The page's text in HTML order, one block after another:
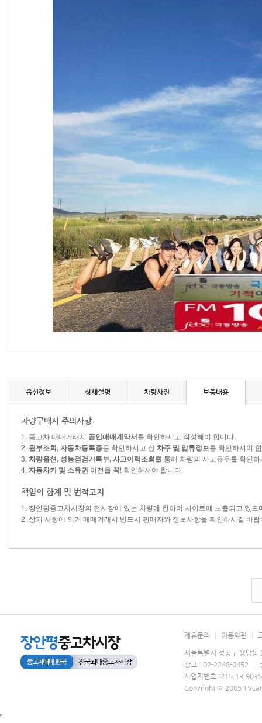
옵션정보 상세설명 차량사진 보증내용
차량구매시 주의사항
1. 중고차 매매거래시 공인매매계약서를 확인하시고 작성해야 합니다.
2. 원부조회, 자동차등록증을 확인하시고 실 차주 및 압류정보를 확인하셔야
3. 차량옵션, 성능점검기록부, 사고이력조회를 통해 차량의 사고유무를 확인
4. 자동차키 및 소유권 이전을 꼭! 확인하셔야 합니다.
책임의 한계 및 법적고지
1. 장안평중고차시장의 전시장에 있는 차량에 한하여 사이트에 노출되고 있
2. 상기 사항에 의거 매매거래시 반드시 판매자와 정보사항을 확인하시길 바랍
제휴문의 이용약관
서울특별시 성동구 용답
광고 : 02-2248-0452
사업자번호 :215-13-
Copyright ⓒ 2005